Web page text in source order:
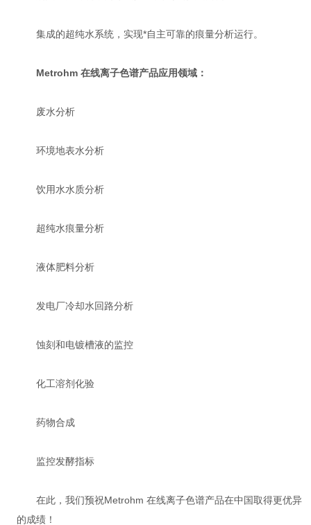
集成的超纯水系统，实现*自主可靠的痕量分析运行。
Metrohm 在线离子色谱产品应用领域：
废水分析
环境地表水分析
饮用水水质分析
超纯水痕量分析
液体肥料分析
发电厂冷却水回路分析
蚀刻和电镀槽液的监控
化工溶剂化验
药物合成
监控发酵指标
在此，我们预祝Metrohm 在线离子色谱产品在中国取得更优异
的成绩！